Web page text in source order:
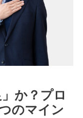
か？プロ
のマイン